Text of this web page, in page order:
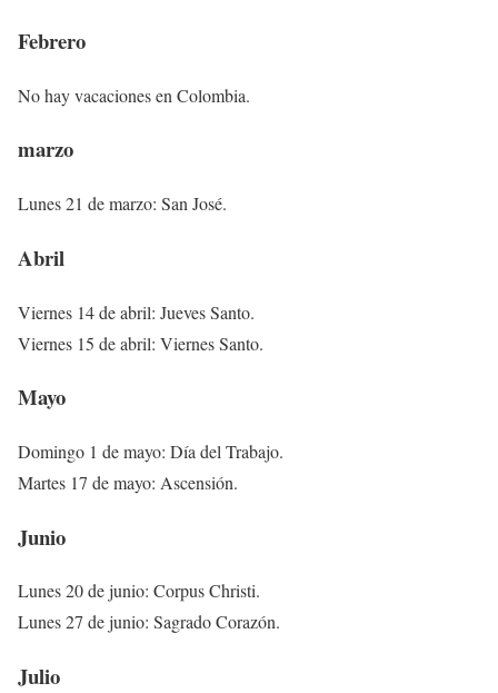
Febrero
No hay vacaciones en Colombia.
marzo
Lunes 21 de marzo: San José.
Abril
Viernes 14 de abril: Jueves Santo.
Viernes 15 de abril: Viernes Santo.
Mayo
Domingo 1 de mayo: Día del Trabajo.
Martes 17 de mayo: Ascensión.
Junio
Lunes 20 de junio: Corpus Christi.
Lunes 27 de junio: Sagrado Corazón.
Julio